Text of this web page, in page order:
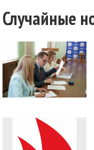
Случайные